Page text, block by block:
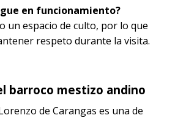
en funcionamiento?
un espacio de culto, por lo que
respeto durante la visita.
barroco mestizo andino
de Carangas es una de